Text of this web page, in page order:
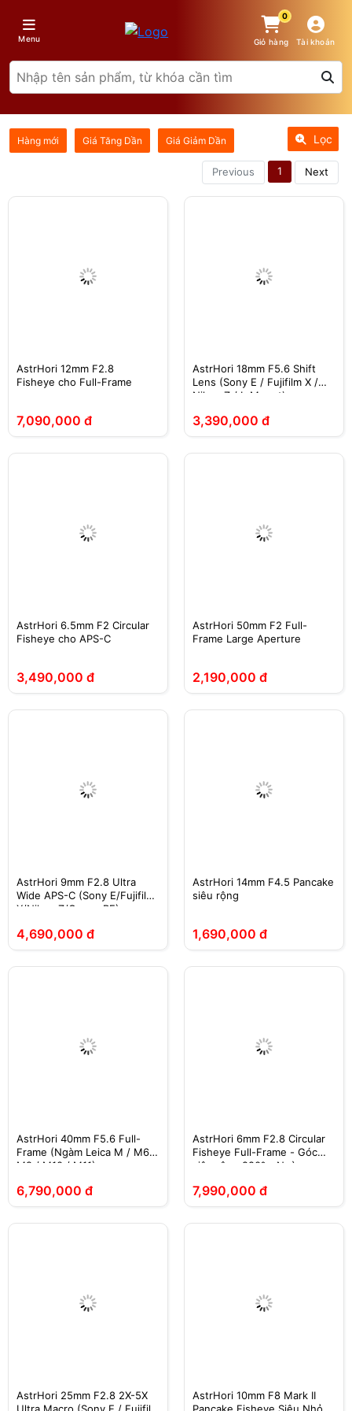
Menu
0
Giỏ hàng Tài khoản
Hàng mới Giá Tăng Dần Giá Giảm Dần Lọc
Previous 1 Next
AstrHori 12mm F2.8
Fisheye cho Full-Frame
7,090,000 đ
AstrHori 18mm F5.6 Shift
Lens (Sony E / Fujifilm X /
Nikon Z / L-Mount)
3,390,000 đ
AstrHori 6.5mm F2 Circular
Fisheye cho APS-C
3,490,000 đ
AstrHori 50mm F2 Full-
Frame Large Aperture
2,190,000 đ
AstrHori 9mm F2.8 Ultra
Wide APS-C (Sony E/Fujifilm
X/Nikon Z/Canon RF)
4,690,000 đ
AstrHori 14mm F4.5 Pancake
siêu rộng
1,690,000 đ
AstrHori 40mm F5.6 Full-
Frame (Ngàm Leica M / M6 /
M9 / M10 / M11)
6,790,000 đ
AstrHori 6mm F2.8 Circular
Fisheye Full-Frame - Góc
siêu rộng 220° - Ngàm
7,990,000 đ
AstrHori 25mm F2.8 2X-5X
AstrHori 10mm F8 Mark II